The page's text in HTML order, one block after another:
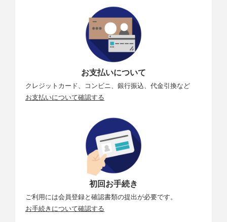
お支払いについて
クレジットカード、コンビニ、銀行振込、代金引換など
お支払いについて確認する
初回お手続き
ご利用には会員登録と確認書類の提出が必要です。
お手続きについて確認する